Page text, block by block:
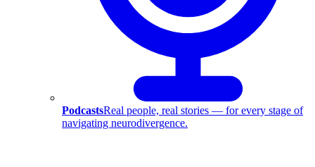
PodcastsReal people, real stories — for every stage of
navigating neurodivergence.